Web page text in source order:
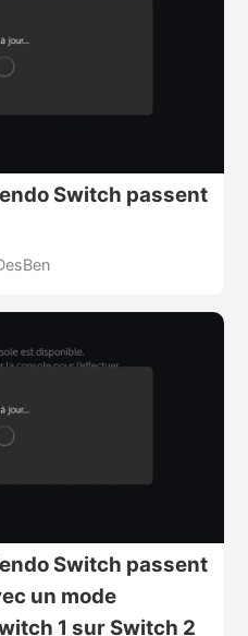
Switch passent
Switch passent
un mode
1 sur Switch 2